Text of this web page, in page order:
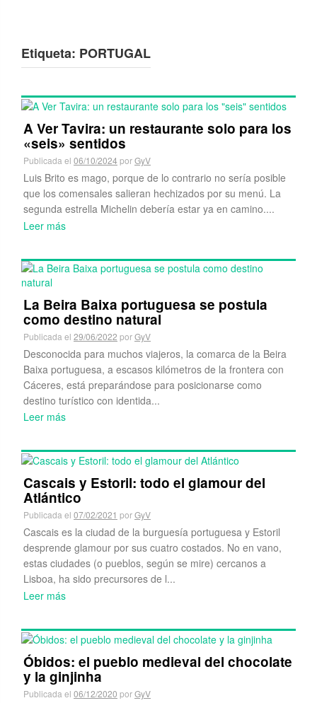
Etiqueta: PORTUGAL
A Ver Tavira: un restaurante solo para los
«seis» sentidos
Publicada el 06/10/2024 porGyV
Luis Brito es mago, porque de lo contrario no sería posible
que los comensales salieran hechizados por su menú. La
segunda estrella Michelin debería estar ya en camino....
Leer más
La Beira Baixa portuguesa se postula
como destino natural
Publicada el 29/06/2022 porGyV
Desconocida para muchos viajeros, la comarca de la Beira
Baixa portuguesa, a escasos kilómetros de la frontera con
Cáceres, está preparándose para posicionarse como
destino turístico con identida...
Leer más
Cascais y Estoril: todo el glamour del
Atlántico
Publicada el 07/02/2021 porGyV
Cascais es la ciudad de la burguesía portuguesa y Estoril
desprende glamour por sus cuatro costados. No en vano,
estas ciudades (o pueblos, según se mire) cercanos a
Lisboa, ha sido precursores de l...
Leer más
Óbidos: el pueblo medieval del chocolate
y la ginjinha
Publicada el 06/12/2020 porGyV